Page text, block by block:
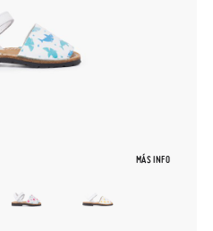
MÁS INFO